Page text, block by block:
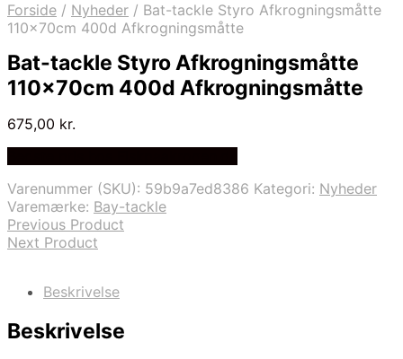
Forside / Nyheder / Bat-tackle Styro Afkrogningsmåtte
110x70cm 400d Afkrogningsmåtte
Bat-tackle Styro Afkrogningsmåtte
110x70cm 400d Afkrogningsmåtte
675,00 kr.
Varenummer (SKU): 59b9a7ed8386 Kategori: Nyheder
Varemærke: Bay-tackle
Previous Product
Next Product
Beskrivelse
Beskrivelse